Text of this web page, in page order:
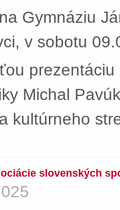
Gymnáziu
v sobotu
Michal
kultúrneho
slovenských